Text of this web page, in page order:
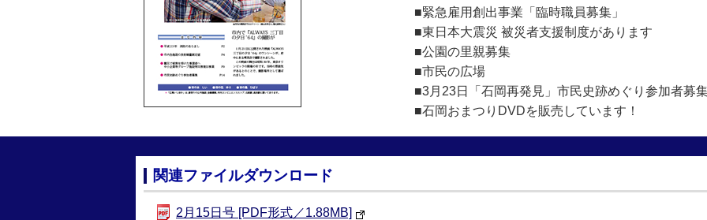
■緊急雇用創出事業「臨時職員募集」
■東日本大震災 被災者支援制度があります
■公園の里親募集
■市民の広場
■3月23日「石岡再発見」市民史跡めぐり参加者募
■石岡おまつりDVDを販売しています！
関連ファイルダウンロード
2月15日号 [PDF形式／1.88MB]